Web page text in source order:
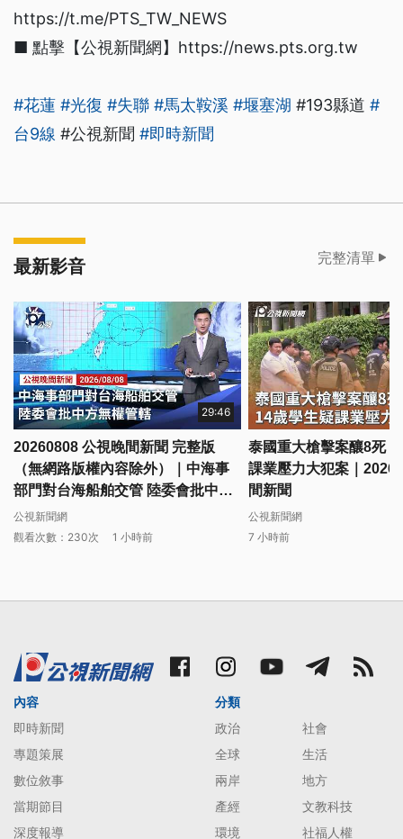
https://t.me/PTS_TW_NEWS
■ 點擊【公視新聞網】https://news.pts.org.tw
#花蓮 #光復 #失聯 #馬太鞍溪 #堰塞湖 #193縣道 #
台9線 #公視新聞 #即時新聞
最新影音 完整清單
29:46
20260808 公視晚間新聞 完整版
（無網路版權內容除外）｜中海事
部門對台海船舶交管 陸委會批中方
無權管轄
公視新聞網
觀看次數：230次
1 小時前
泰國重大槍擊案釀8死
課業壓力大犯案｜
間新聞
公視新聞網
7 小時前
內容
即時新聞
專題策展
數位敘事
當期節目
深度報導
分類
政治
社會
全球
生活
兩岸
地方
產經
文教科技
環境
社福人權